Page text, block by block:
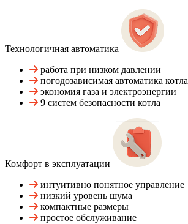
Технологичная автоматика
работа при низком давлении
погодозависимая автоматика котла
экономия газа и электроэнергии
9 систем безопасности котла
Комфорт в эксплуатации
интуитивно понятное управление
низкий уровень шума
компактные размеры
простое обслуживание